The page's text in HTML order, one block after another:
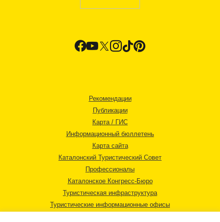
Рекомендации
Публикации
Карта / ГИС
Информационный бюллетень
Карта сайта
Каталонский Туристический Совет
Профессионалы
Каталонское Конгресс-Бюро
Туристическая инфраструктура
Туристические информационные офисы